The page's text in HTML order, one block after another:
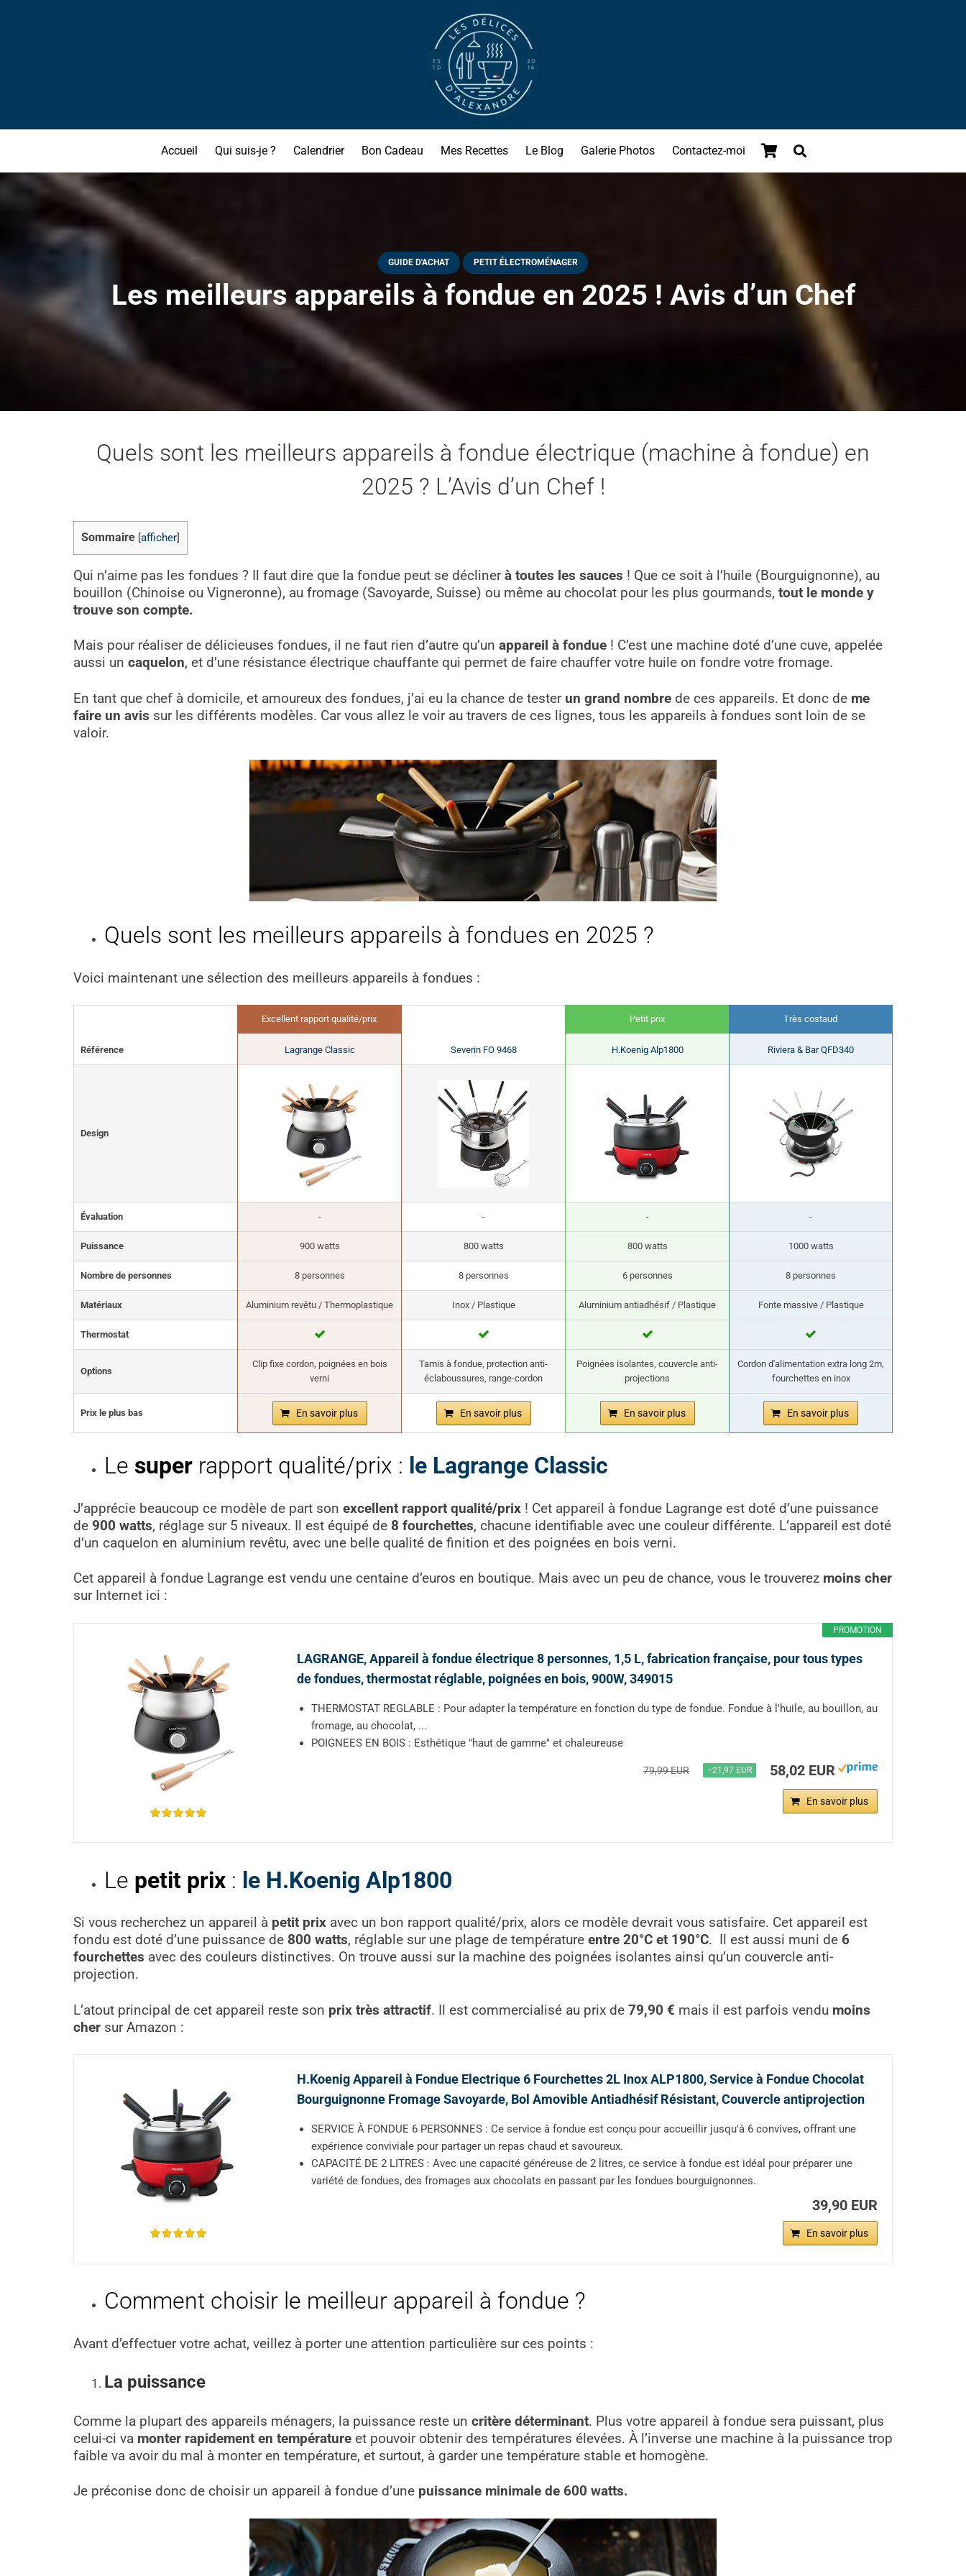
Accueil Qui suis-je ? Calendrier Bon Cadeau Mes Recettes Le Blog Galerie Photos Contactez-moi
GUIDE D'ACHAT PETIT ÉLECTROMÉNAGER
Les meilleurs appareils à fondue en 2025 ! Avis d’un Chef
Quels sont les meilleurs appareils à fondue électrique (machine à fondue) en
2025 ? L’Avis d’un Chef !
Sommaire afficher
Qui n’aime pas les fondues ? Il faut dire que la fondue peut se déclinerà toutes les sauces ! Que ce soit à l’huile (Bourguignonne), au
bouillon (Chinoise ou Vigneronne), au fromage (Savoyarde, Suisse) ou même au chocolat pour les plus gourmands, tout le monde y
trouve son compte.
Mais pour réaliser de délicieuses fondues, il ne faut rien d’autre qu’un appareil à fondue ! C’est une machine doté d’une cuve, appelée
aussi un caquelon, et d’une résistance électrique chauffante qui permet de faire chauffer votre huile on fondre votre fromage.
En tant que chef à domicile, et amoureux des fondues, j’ai eu la chance de tester un grand nombre de ces appareils. Et donc de me
faire un avis sur les différents modèles. Car vous allez le voir au travers de ces lignes, tous les appareils à fondues sont loin de se
valoir.
Quels sont les meilleurs appareils à fondues en 2025 ?
Voici maintenant une sélection des meilleurs appareils à fondues :
Référence
Excellent rapport qualité/prix
Lagrange Classic Severin FO 9468
Petit prix
H.Koenig Alp1800
Très costaud
Riviera & Bar QFD340
Design
Évaluation - - - -
Puissance 900 watts 800 watts 800 watts 1000 watts
Nombre de personnes 8 personnes 8 personnes 6 personnes 8 personnes
Matériaux Aluminium revêtu / Thermoplastique Inox / Plastique Aluminium antiadhésif / Plastique Fonte massive / Plastique
Thermostat
Options
Clip fixe cordon, poignées en bois
verni
Tamis à fondue, protection anti-
éclaboussures, range-cordon
Poignées isolantes, couvercle anti-
projections
Cordon d'alimentation extra long 2m,
fourchettes en inox
Prix le plus bas En savoir plus En savoir plus En savoir plus En savoir plus
Le superrapport qualité/prix : le Lagrange Classic
J’apprécie beaucoup ce modèle de part son excellent rapport qualité/prix ! Cet appareil à fondue Lagrange est doté d’une puissance
de 900 watts, réglage sur 5 niveaux. Il est équipé de 8 fourchettes, chacune identifiable avec une couleur différente. L’appareil est doté
d’un caquelon en aluminium revêtu, avec une belle qualité de finition et des poignées en bois verni.
Cet appareil à fondue Lagrange est vendu une centaine d’euros en boutique. Mais avec un peu de chance, vous le trouverez moins cher
sur Internet ici :
PROMOTION
LAGRANGE, Appareil à fondue électrique 8 personnes, 1,5 L, fabrication française, pour tous types
de fondues, thermostat réglable, poignées en bois, 900W, 349015
THERMOSTAT REGLABLE : Pour adapter la température en fonction du type de fondue. Fondue à l'huile, au bouillon, au
fromage, au chocolat, ...
POIGNEES EN BOIS : Esthétique "haut de gamme" et chaleureuse
79,99 EUR −21,97 EUR 58,02 EUR
En savoir plus
Le petit prix: le H.Koenig Alp1800
Si vous recherchez un appareil à petit prix avec un bon rapport qualité/prix, alors ce modèle devrait vous satisfaire. Cet appareil est
fondu est doté d’une puissance de 800 watts, réglable sur une plage de température entre 20°C et 190°C. Il est aussi muni de 6
fourchettes avec des couleurs distinctives. On trouve aussi sur la machine des poignées isolantes ainsi qu’un couvercle anti-
projection.
L’atout principal de cet appareil reste son prix très attractif. Il est commercialisé au prix de 79,90 € mais il est parfois vendu moins
cher sur Amazon :
H.Koenig Appareil à Fondue Electrique 6 Fourchettes 2L Inox ALP1800, Service à Fondue Chocolat
Bourguignonne Fromage Savoyarde, Bol Amovible Antiadhésif Résistant, Couvercle antiprojection
SERVICE À FONDUE 6 PERSONNES : Ce service à fondue est conçu pour accueillir jusqu'à 6 convives, offrant une
expérience conviviale pour partager un repas chaud et savoureux.
CAPACITÉ DE 2 LITRES : Avec une capacité généreuse de 2 litres, ce service à fondue est idéal pour préparer une
variété de fondues, des fromages aux chocolats en passant par les fondues bourguignonnes.
39,90 EUR
En savoir plus
Comment choisir le meilleur appareil à fondue ?
Avant d’effectuer votre achat, veillez à porter une attention particulière sur ces points :
La puissance
Comme la plupart des appareils ménagers, la puissance reste un critère déterminant. Plus votre appareil à fondue sera puissant, plus
celui-ci va monter rapidement en température et pouvoir obtenir des températures élevées. À l’inverse une machine à la puissance trop
faible va avoir du mal à monter en température, et surtout, à garder une température stable et homogène.
Je préconise donc de choisir un appareil à fondue d’une puissance minimale de 600 watts.